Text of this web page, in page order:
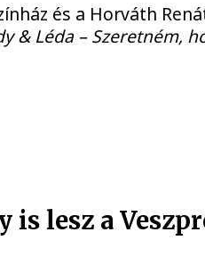
és a Horváth
& Léda – Szeretném,
is lesz a